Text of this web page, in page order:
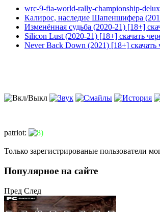
wrc-9-fia-world-rally-championship-
Калирос, наследие Шапеншифера
Изменённая судьба (2020-21) [18+]
Silicon Lust (2020-21) [18+] скачать
Never Back Down (2021) [18+] скачать
patriot:
Только зарегистрированые пользователи
Популярное на сайте
Пред След